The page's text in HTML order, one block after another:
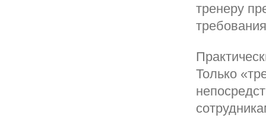
тренеру
Только